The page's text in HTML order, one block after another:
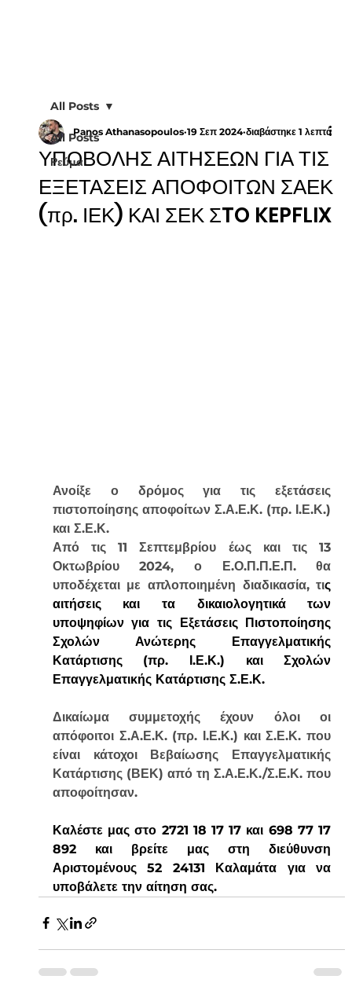
All Posts
Ρεύμα
All Posts
ΥΠΟΒΟΛΗΣ ΑΙΤΗΣΕΩΝ ΓΙΑ ΤΙΣ
ΕΞΕΤΑΣΕΙΣ ΑΠΟΦΟΙΤΩΝ ΣΑΕΚ
(πρ. ΙΕΚ) ΚΑΙ ΣΕΚ ΣTO KEPFLIX
Panos Athanasopoulos 19 Σεπ 2024 διαβάστηκε 1 λεπτά
Ανοίξε ο δρόμος για τις εξετάσεις
πιστοποίησης αποφοίτων Σ.Α.Ε.Κ. (πρ. Ι.Ε.Κ.)
και Σ.Ε.Κ.
Από τις 11 Σεπτεμβρίου έως και τις 13
Οκτωβρίου 2024, ο Ε.Ο.Π.Π.Ε.Π. θα
υποδέχεται με απλοποιημένη διαδικασία, τις
αιτήσεις και τα δικαιολογητικά των
υποψηφίων για τις Εξετάσεις Πιστοποίησης
Σχολών Ανώτερης Επαγγελματικής
Κατάρτισης (πρ. Ι.Ε.Κ.) και Σχολών
Επαγγελματικής Κατάρτισης Σ.Ε.Κ.
Δικαίωμα συμμετοχής έχουν όλοι οι
απόφοιτοι Σ.Α.Ε.Κ. (πρ. Ι.Ε.Κ.) και Σ.Ε.Κ. που
είναι κάτοχοι Βεβαίωσης Επαγγελματικής
Κατάρτισης (ΒΕΚ) από τη Σ.Α.Ε.Κ./Σ.Ε.Κ. που
αποφοίτησαν.
Καλέστε μας στο 2721 18 17 17 και 698 77 17
892 και βρείτε μας στη διεύθυνση
Αριστομένους 52 24131 Καλαμάτα για να
υποβάλετε την αίτηση σας.